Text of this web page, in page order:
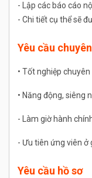
- Lập các báo cáo
- Chi tiết cụ thể sẽ
Yêu cầu
• Tốt nghiệp
• Năng động, siêng
- Làm giờ hành
- Ưu tiên ứng viên ở
Yêu cầu hồ sơ